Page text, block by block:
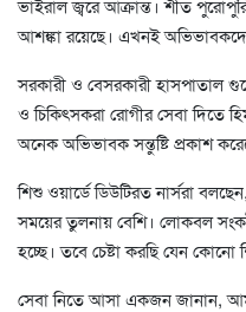
ভাইরাল জ্বরে আক্রান্ত। শীত
আশঙ্কা রয়েছে। এখনই
সরকারী ও বেসরকারী হাসপাতাল
ও চিকিৎসকরা রোগীর সেবা দিতে
অনেক অভিভাবক সন্তুষ্টি প্রকাশ
শিশু ওয়ার্ডে ডিউটিরত নার্সরা
সময়ের তুলনায় বেশি। লোকবল
হচ্ছে। তবে চেষ্টা করছি যেন কোনো
সেবা নিতে আসা একজন জানান,